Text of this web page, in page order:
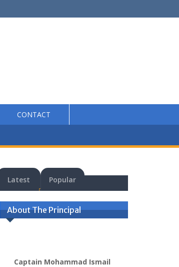
CONTACT
Latest Popular
About The Principal
Captain Mohammad Ismail